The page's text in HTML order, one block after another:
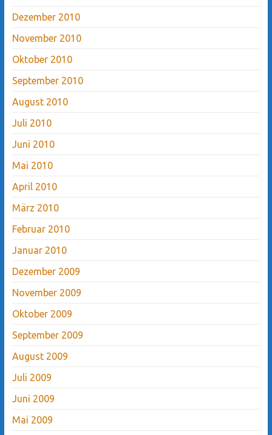
Dezember 2010
November 2010
Oktober 2010
September 2010
August 2010
Juli 2010
Juni 2010
Mai 2010
April 2010
März 2010
Februar 2010
Januar 2010
Dezember 2009
November 2009
Oktober 2009
September 2009
August 2009
Juli 2009
Juni 2009
Mai 2009